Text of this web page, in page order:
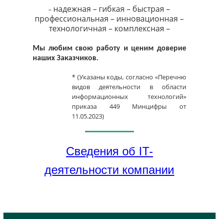
– надежная – гибкая – быстрая –
профессиональная – инновационная –
технологичная – комплексная –
Мы любим свою работу и ценим доверие
наших Заказчиков.
* (Указаны коды, согласно «Перечню
видов деятельности в области
информационных технологий»
приказа 449 Минцифры от
11.05.2023)
Сведения об IT-
деятельности компании